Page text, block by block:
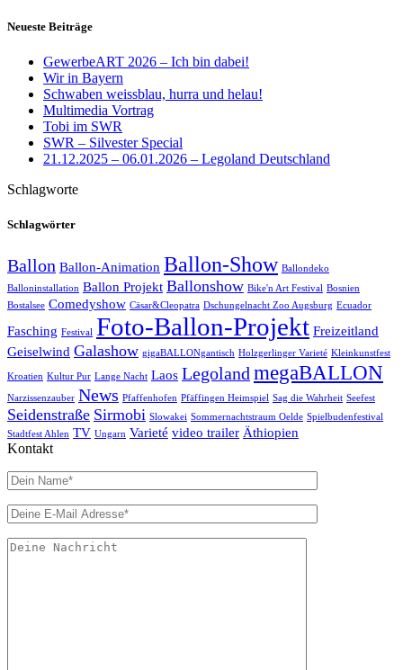
Neueste Beiträge
GewerbeART 2026 – Ich bin dabei!
Wir in Bayern
Schwaben weissblau, hurra und helau!
Multimedia Vortrag
Tobi im SWR
SWR – Silvester Special
21.12.2025 – 06.01.2026 – Legoland Deutschland
Schlagworte
Schlagwörter
Ballon Ballon-Animation Ballon-Show Ballondeko
Balloninstallation Ballon Projekt Ballonshow Bike'n Art Festival Bosnien
Bostalsee Comedyshow Cäsar&Cleopatra Dschungelnacht Zoo Augsburg Ecuador
Fasching Festival Foto-Ballon-Projekt Freizeitland
Geiselwind Galashow gigaBALLONgantisch Holzgerlinger Varieté Kleinkunstfest
Kroatien Kultur Pur Lange Nacht Laos Legoland megaBALLON
Narzissenzauber News Pfaffenhofen Pfäffingen Heimspiel Sag die Wahrheit Seefest
Seidenstraße Sirmobi Slowakei Sommernachtstraum Oelde Spielbudenfestival
Stadtfest Ahlen TV Ungarn Varieté video trailer Äthiopien
Kontakt